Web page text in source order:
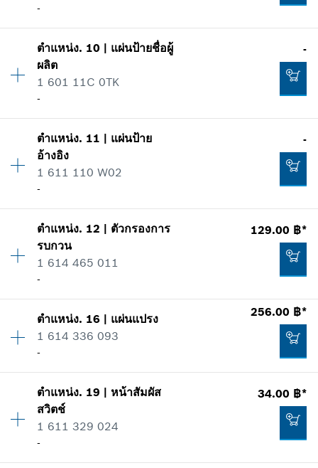
51.00 ฿*
* ราคาทั้งหมดไม่รวมภาษีมูลค่าเพิ่ม
แสดงในรูป
-
-
ปริมาณ 1
ราคากลุ่ม
ข้อมูลชิ้นส่วนอะไหล่
แสดงในรูป
-
ตำแหน่ง. 10 | แผ่นป้ายชื่อผู้
ผลิต
1 601 11C 0TK
-
-
ปริมาณ 1
ราคากลุ่ม
ข้อมูลชิ้นส่วนอะไหล่
แสดงในรูป
-
ตำแหน่ง. 11 | แผ่นป้าย
อ้างอิง
1 611 110 W02
-
-
ปริมาณ 1
ราคากลุ่ม
ข้อมูลชิ้นส่วนอะไหล่
แสดงในรูป
-
ตำแหน่ง. 12 | ตัวกรองการ
รบกวน
1 614 465 011
-
129.00 ฿*
ปริมาณ 2
ราคากลุ่ม: 19
รายการการใช้
แสดงในรูป
ตำแหน่ง. 16 | แผ่นแปรง
1 614 336 093
-
256.00 ฿*
ปริมาณ 1
ราคากลุ่ม
ข้อมูลชิ้นส่วนอะไหล่
แสดงในรูป
ตำแหน่ง. 19 | หน้าสัมผัส
สวิตช์
1 611 329 024
-
34.00 ฿*